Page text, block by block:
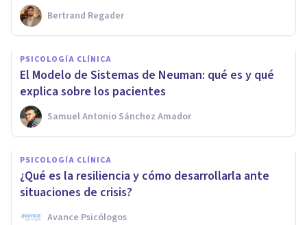
Bertrand Regader
PSICOLOGÍA CLÍNICA
El Modelo de Sistemas de Neuman: qué es y qué
explica sobre los pacientes
Samuel Antonio Sánchez Amador
PSICOLOGÍA CLÍNICA
¿Qué es la resiliencia y cómo desarrollarla ante
situaciones de crisis?
Avance Psicólogos